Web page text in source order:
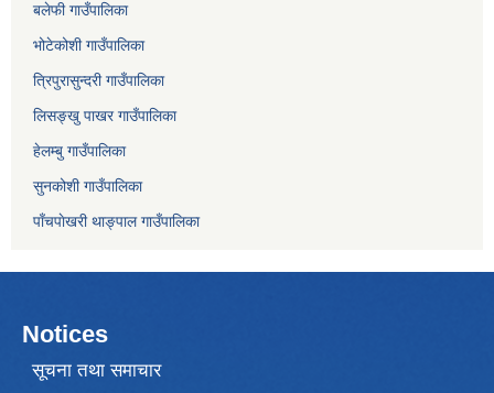
बलेफी गाउँपालिका
भोटेकोशी गाउँपालिका
त्रिपुरासुन्दरी गाउँपालिका
लिसङ्खु पाखर गाउँपालिका
हेलम्बु गाउँपालिका
सुनकोशी गाउँपालिका
पाँचपाेखरी थाङ्पाल गाउँपालिका
Notices
सूचना तथा समाचार